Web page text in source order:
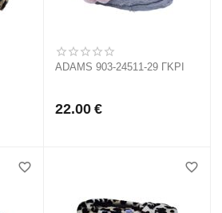
ADAMS 903-24511-29 ΓΚΡΙ
22.00 €